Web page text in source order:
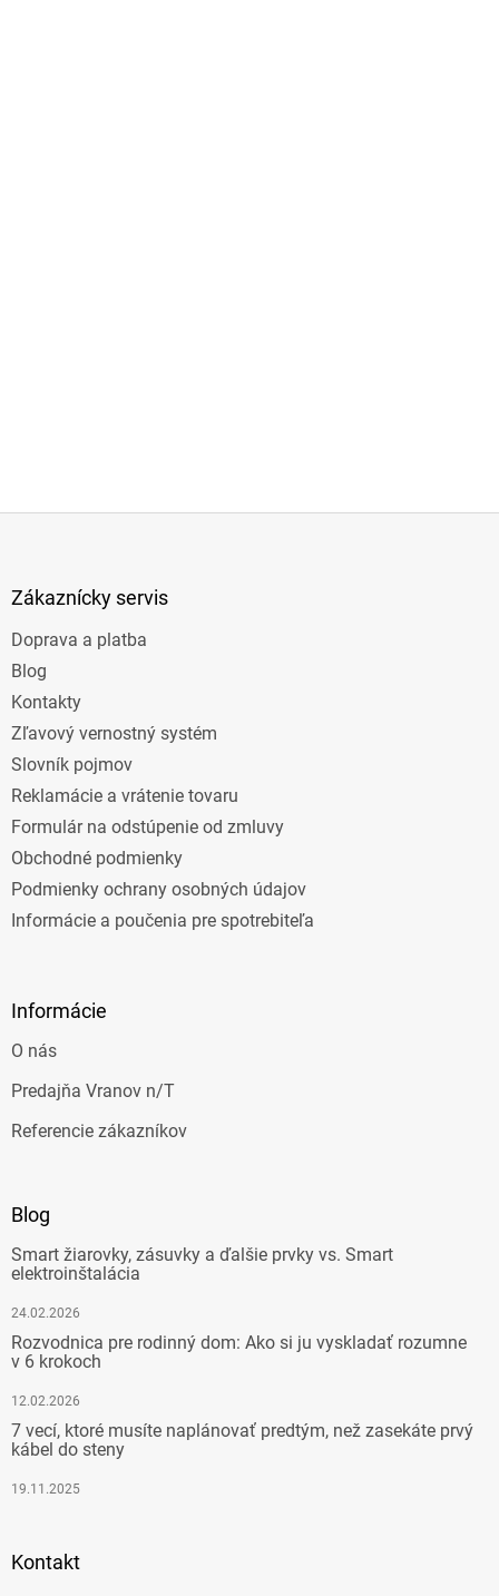
Zákaznícky servis
Doprava a platba
Blog
Kontakty
Zľavový vernostný systém
Slovník pojmov
Reklamácie a vrátenie tovaru
Formulár na odstúpenie od zmluvy
Obchodné podmienky
Podmienky ochrany osobných údajov
Informácie a poučenia pre spotrebiteľa
Informácie
O nás
Predajňa Vranov n/T
Referencie zákazníkov
Blog
Smart žiarovky, zásuvky a ďalšie prvky vs. Smart
elektroinštalácia
24.02.2026
Rozvodnica pre rodinný dom: Ako si ju vyskladať rozumne
v 6 krokoch
12.02.2026
7 vecí, ktoré musíte naplánovať predtým, než zasekáte prvý
kábel do steny
19.11.2025
Kontakt